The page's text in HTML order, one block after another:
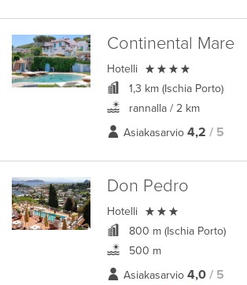
Continental Mare
Hotelli 
1,3 km (Ischia Porto)
rannalla / 2 km
Asiakasarvio 4,2 / 5
Don Pedro
Hotelli 
800 m (Ischia Porto)
500 m
Asiakasarvio 4,0 / 5